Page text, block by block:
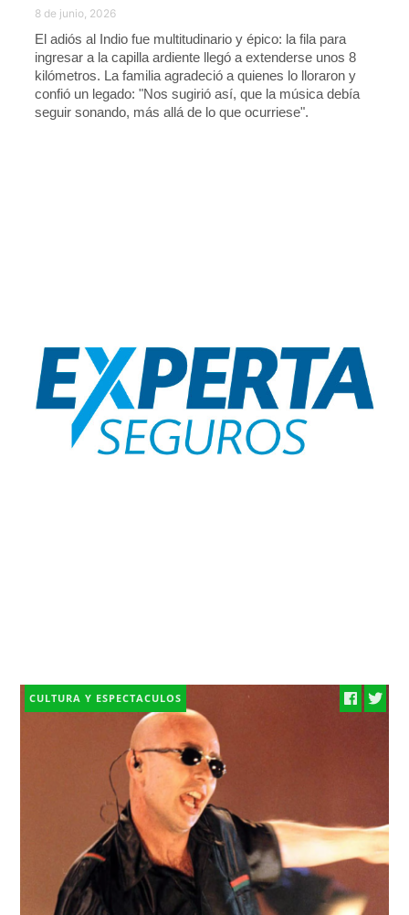
8 de junio, 2026
El adiós al Indio fue multitudinario y épico: la fila para
ingresar a la capilla ardiente llegó a extenderse unos 8
kilómetros. La familia agradeció a quienes lo lloraron y
confió un legado: "Nos sugirió así, que la música debía
seguir sonando, más allá de lo que ocurriese".
CULTURA Y ESPECTACULOS